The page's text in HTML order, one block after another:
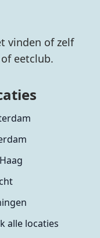
vinden of zelf
eetclub.
alle locaties